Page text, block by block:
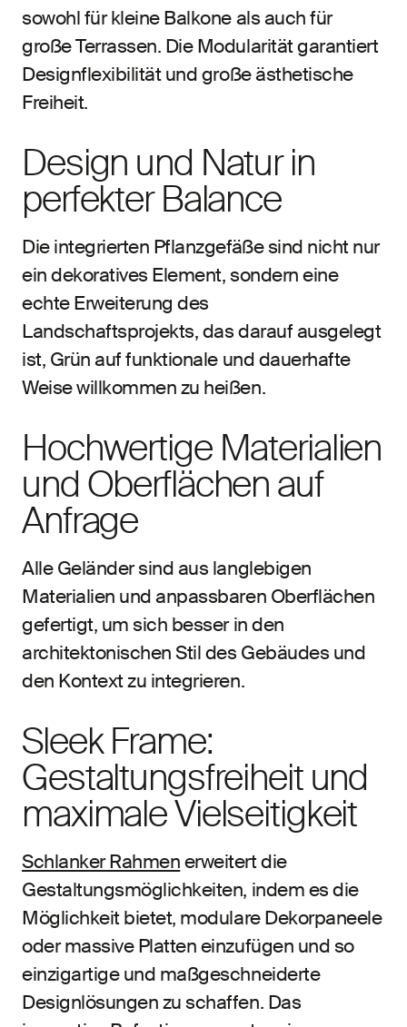
sowohl für kleine Balkone als auch für
große Terrassen. Die Modularität garantiert
Designflexibilität und große ästhetische
Freiheit.
Design und Natur in
perfekter Balance
Die integrierten Pflanzgefäße sind nicht nur
ein dekoratives Element, sondern eine
echte Erweiterung des
Landschaftsprojekts, das darauf ausgelegt
ist, Grün auf funktionale und dauerhafte
Weise willkommen zu heißen.
Hochwertige Materialien
und Oberflächen auf
Anfrage
Alle Geländer sind aus langlebigen
Materialien und anpassbaren Oberflächen
gefertigt, um sich besser in den
architektonischen Stil des Gebäudes und
den Kontext zu integrieren.
Sleek Frame:
Gestaltungsfreiheit und
maximale Vielseitigkeit
Schlanker Rahmenerweitert die
Gestaltungsmöglichkeiten, indem es die
Möglichkeit bietet, modulare Dekorpaneele
oder massive Platten einzufügen und so
einzigartige und maßgeschneiderte
Designlösungen zu schaffen. Das